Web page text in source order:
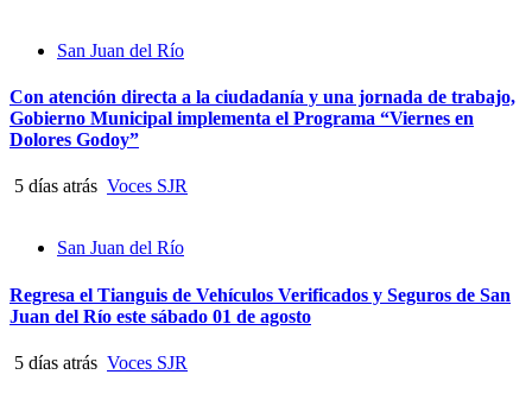
San Juan del Río
Con atención directa a la ciudadanía y una jornada de trabajo,
Gobierno Municipal implementa el Programa “Viernes en
Dolores Godoy”
5 días atrás Voces SJR
San Juan del Río
Regresa el Tianguis de Vehículos Verificados y Seguros de San
Juan del Río este sábado 01 de agosto
5 días atrás Voces SJR